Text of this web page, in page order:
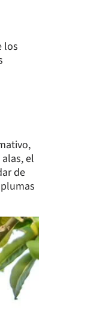
los
el
de